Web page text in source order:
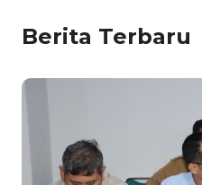
Berita Terbaru